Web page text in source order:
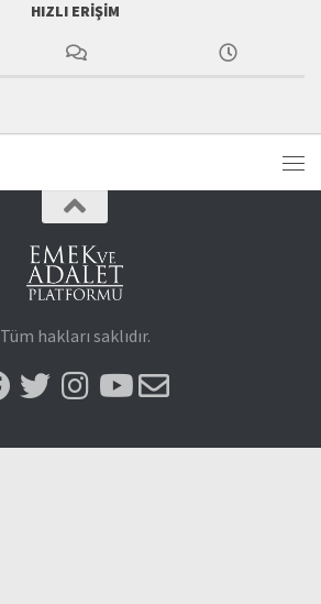
HIZLI ERIŞIM
Tüm hakları saklıdır.